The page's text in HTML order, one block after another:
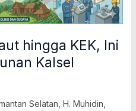
hingga KEK, Ini
Kalsel
Selatan, H. Muhidin,